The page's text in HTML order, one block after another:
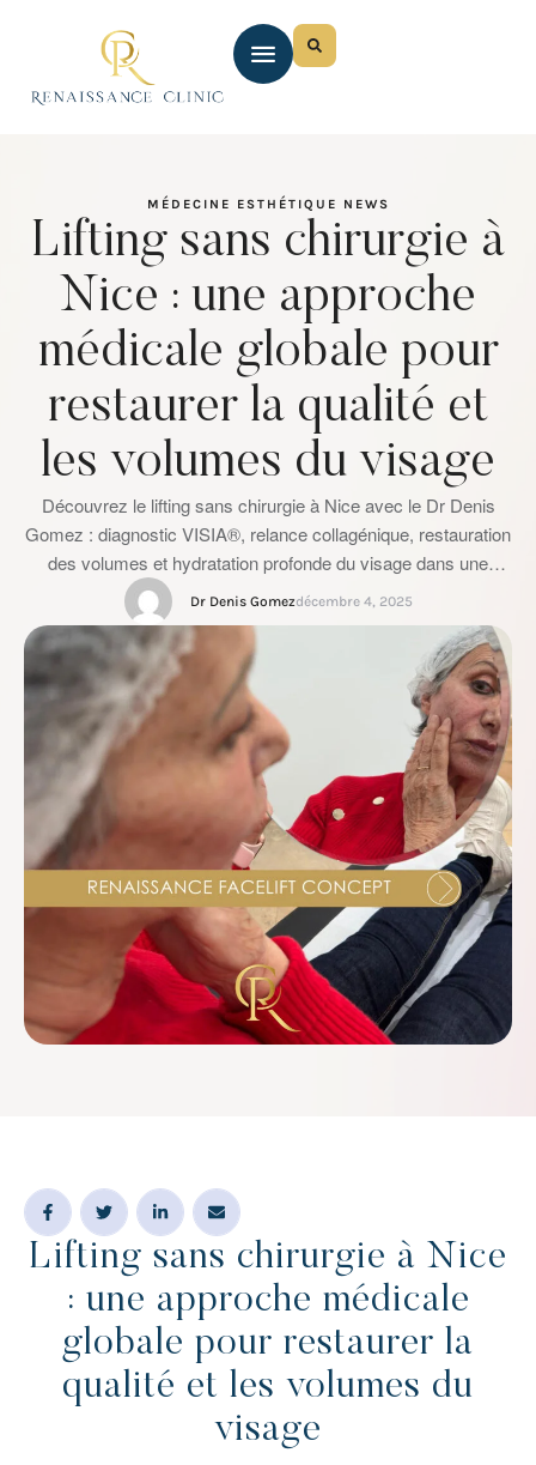
MÉDECINE ESTHÉTIQUE NEWS
Lifting sans chirurgie à
Nice : une approche
médicale globale pour
restaurer la qualité et
les volumes du visage
Découvrez le lifting sans chirurgie à Nice avec le Dr Denis
Gomez : diagnostic VISIA®, relance collagénique, restauration
des volumes et hydratation profonde du visage dans une
approche médicale raisonnée et personnalisée.
Dr Denis Gomezdécembre 4, 2025
Lifting sans chirurgie à Nice
: une approche médicale
globale pour restaurer la
qualité et les volumes du
visage